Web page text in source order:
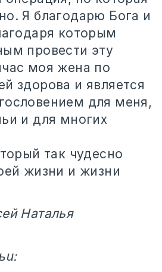
Я благодарю Бога и
которым
провести эту
моя жена по
здорова и является
для меня,
и для многих
так чудесно
жизни и жизни
Наталья